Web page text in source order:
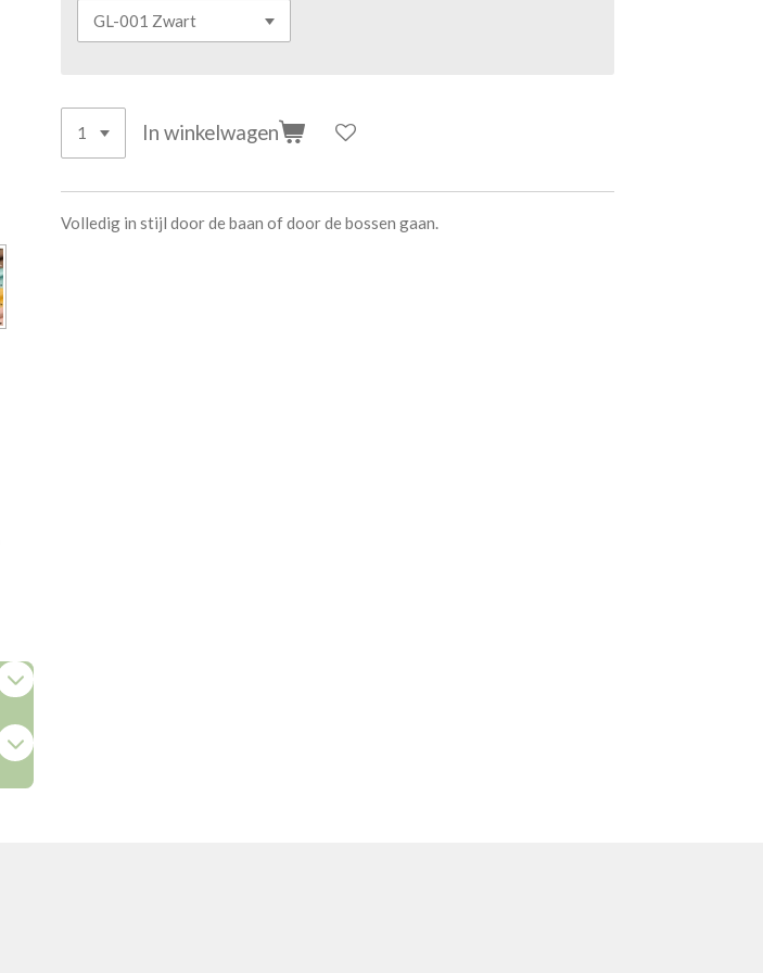
In winkelwagen
Volledig in stijl door de baan of door de bossen gaan.